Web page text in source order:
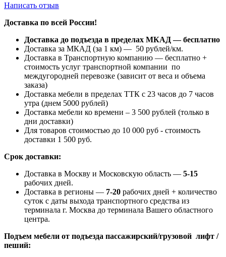
Написать отзыв
Доставка по всей России!
Доставка до подъезда в пределах МКАД — бесплатно
Доставка за МКАД (за 1 км) — 50 рублей/км.
Доставка в Транспортную компанию — бесплатно +
стоимость услуг транспортной компании по
междугородней перевозке (зависит от веса и объема
заказа)
Доставка мебели в пределах ТТК с 23 часов до 7 часов
утра (днем 5000 рублей)
Доставка мебели ко времени – 3 500 рублей (только в
дни доставки)
Для товаров стоимостью до 10 000 руб - стоимость
доставки 1 500 руб.
Срок доставки:
Доставка в Москву и Московскую область — 5-15
рабочих дней.
Доставка в регионы — 7-20 рабочих дней + количество
суток с даты выхода транспортного средства из
терминала г. Москва до терминала Вашего областного
центра.
Подъем мебели от подъезда пассажирский/грузовой лифт /
пеший: